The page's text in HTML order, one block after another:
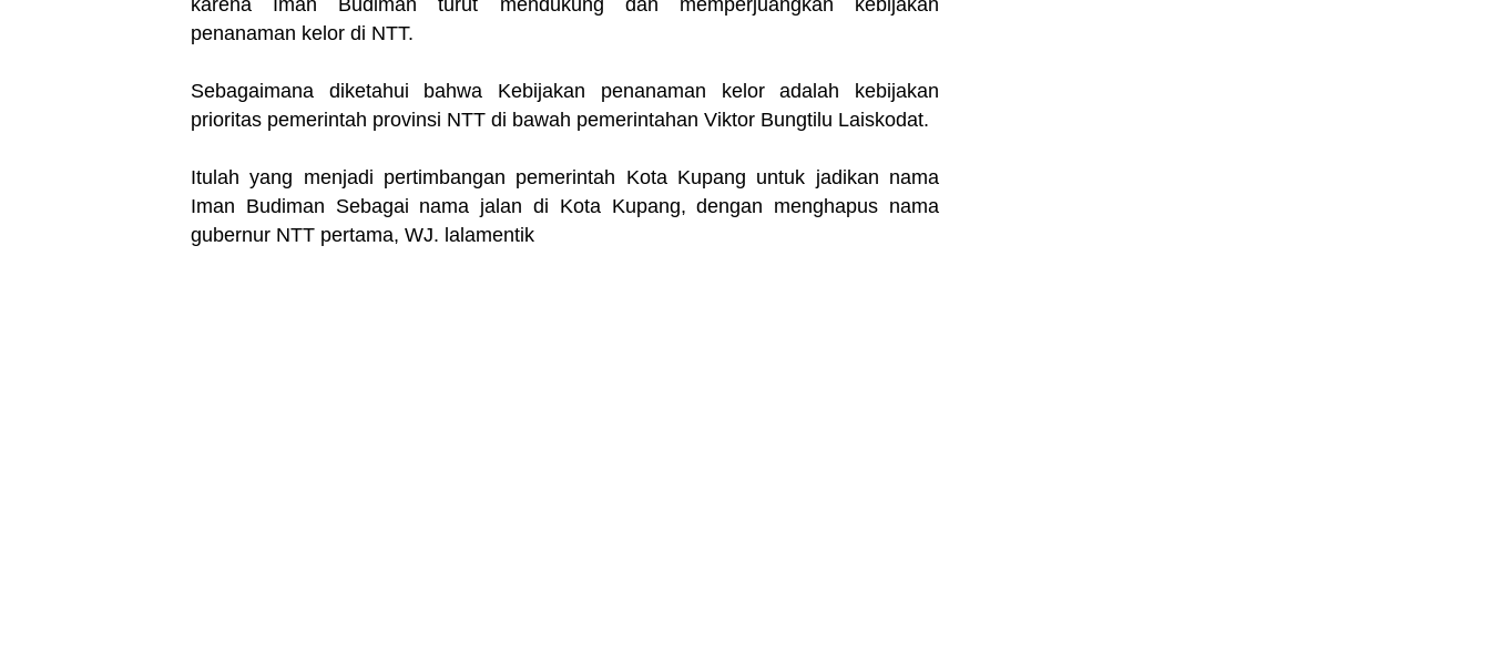
penanaman kelor di NTT.
Sebagaimana diketahui bahwa Kebijakan penanaman kelor adalah kebijakan
prioritas pemerintah provinsi NTT di bawah pemerintahan Viktor Bungtilu Laiskodat.
Itulah yang menjadi pertimbangan pemerintah Kota Kupang untuk jadikan nama
Iman Budiman Sebagai nama jalan di Kota Kupang, dengan menghapus nama
gubernur NTT pertama, WJ. lalamentik